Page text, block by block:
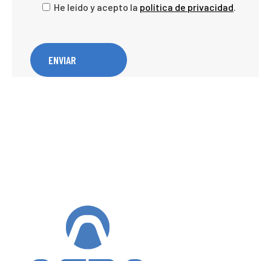
He leído y acepto la política de privacidad